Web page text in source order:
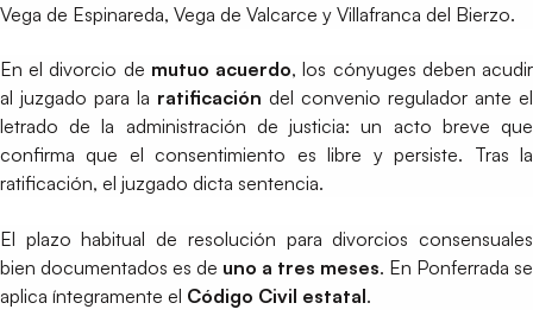
Vega de Espinareda, Vega de Valcarce y Villafranca del Bierzo.
En el divorcio de mutuo acuerdo, los cónyuges deben acudir
al juzgado para la ratificación del convenio regulador ante el
letrado de la administración de justicia: un acto breve que
confirma que el consentimiento es libre y persiste. Tras la
ratificación, el juzgado dicta sentencia.
El plazo habitual de resolución para divorcios consensuales
bien documentados es de uno a tres meses. En Ponferrada se
aplica íntegramente el Código Civil estatal.